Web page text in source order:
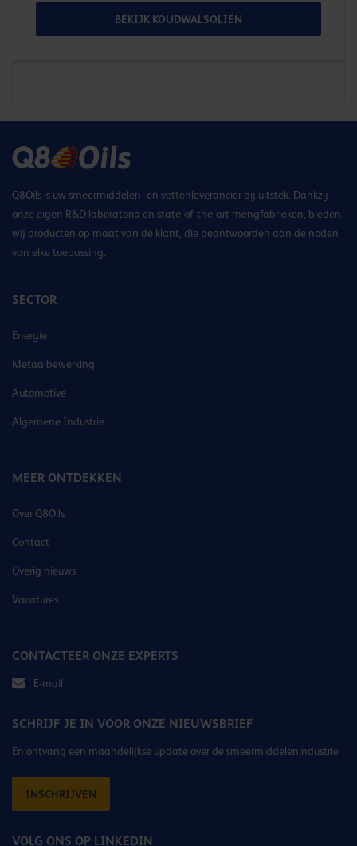
BEKIJK KOUDWALSOLIËN
Q8Oils is uw smeermiddelen- en vettenleverancier bij uitstek. Dankzij
onze eigen R&D laboratoria en state-of-the-art mengfabrieken, bieden
wij producten op maat van de klant, die beantwoorden aan de noden
van elke toepassing.
SECTOR
Energie
Metaalbewerking
Automotive
Algemene Industrie
MEER ONTDEKKEN
Over Q8Oils
Contact
Overig nieuws
Vacatures
CONTACTEER ONZE EXPERTS
E-mail
SCHRIJF JE IN VOOR ONZE NIEUWSBRIEF
En ontvang een maandelijkse update over de smeermiddelenindustrie
INSCHRIJVEN
VOLG ONS OP LINKEDIN